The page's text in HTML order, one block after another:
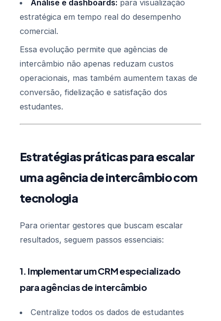
Análise e dashboards: para visualização
estratégica em tempo real do desempenho
comercial.
Essa evolução permite que agências de
intercâmbio não apenas reduzam custos
operacionais, mas também aumentem taxas de
conversão, fidelização e satisfação dos
estudantes.
Estratégias práticas para escalar
uma agência de intercâmbio com
tecnologia
Para orientar gestores que buscam escalar
resultados, seguem passos essenciais:
1. Implementar um CRM especializado
para agências de intercâmbio
Centralize todos os dados de estudantes